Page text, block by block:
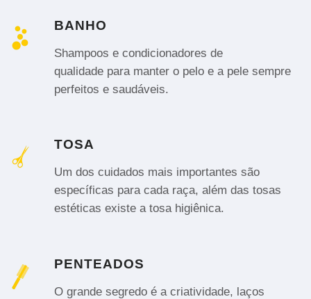
BANHO
Shampoos e condicionadores de
qualidade para manter o pelo e a pele sempre
perfeitos e saudáveis.
TOSA
Um dos cuidados mais importantes são
específicas para cada raça, além das tosas
estéticas existe a tosa higiênica.
PENTEADOS
O grande segredo é a criatividade, laços